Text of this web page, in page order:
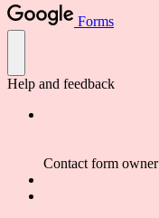
Forms
Help and feedback
Contact form owner